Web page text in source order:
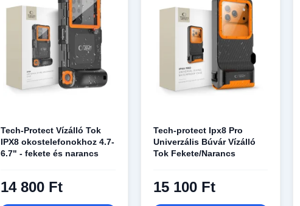
Tech-Protect Vízálló Tok
IPX8 okostelefonokhoz 4.7-
6.7" - fekete és narancs
14 800 Ft
Tech-protect Ipx8 Pro
Univerzális Búvár Vízálló
Tok Fekete/Narancs
15 100 Ft